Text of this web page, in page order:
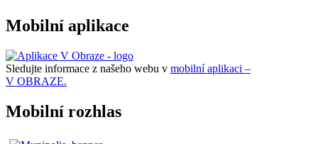
Mobilní aplikace
Sledujte informace z našeho webu v mobilní aplikaci –
V OBRAZE.
Mobilní rozhlas